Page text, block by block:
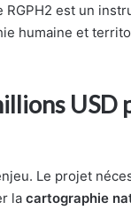
RGPH2 est un
humaine et
USD
Le projet
la cartographie